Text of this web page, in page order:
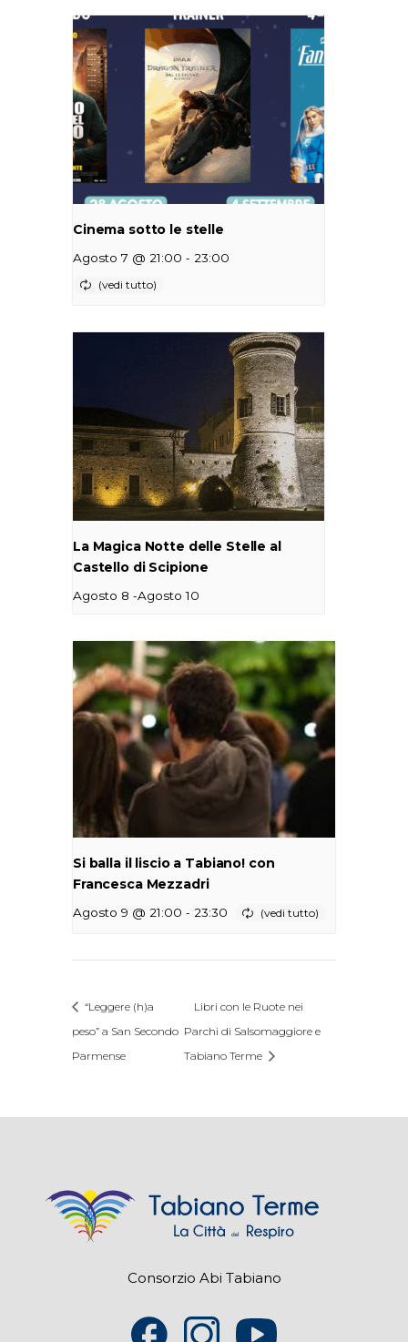
Cinema sotto le stelle
Agosto 7 @ 21:00 - 23:00
La Magica Notte delle Stelle al
Castello di Scipione
Agosto 8 -Agosto 10
Si balla il liscio a Tabiano! con
Francesca Mezzadri
Agosto 9 @ 21:00 - 23:30
“Leggere (h)a
peso” a San Secondo
Parmense
Libri con le Ruote nei
Parchi di Salsomaggiore e
Tabiano Terme
Consorzio Abi Tabiano